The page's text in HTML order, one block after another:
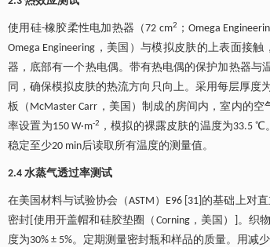
使用硅-橡胶柔性电加热器（72 cm2
；Omega
Omega Engineering，美国）与模拟皮肤的上表面接
器，底部有一个热电偶。带有热电偶的保护加热器与
同，确保模拟皮肤的热流方向只向上。采用每层厚度
板（McMaster Carr，美国）制成的房间内，室内的
率设置为150 W·m-2
，模拟的裸露皮肤的温度为33.5 ℃
稳定至少20 min后读取所有温度的测量值。
2.4 水蒸气透过率测试
在美国材料与试验协会（ASTM）E96 [31]的基础上对
密封[使用开盖帽和硅胶垫圈（Corning，美国）]。织
度为30% ± 5%。定期测量密封瓶和样品的质量。用减